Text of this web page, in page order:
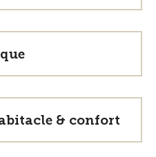
& confort